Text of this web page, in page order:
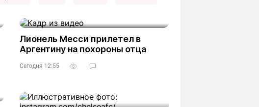
Лионель Месси прилетел в
Аргентину на похороны отца
Сегодня 12:55